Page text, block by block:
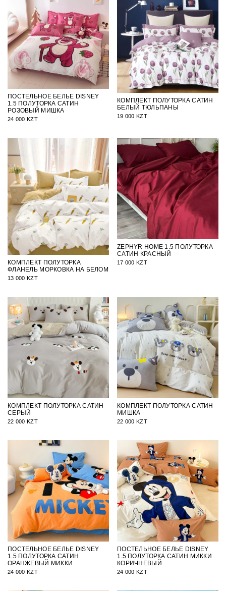
ПОСТЕЛЬНОЕ БЕЛЬЕ DISNEY
1.5 ПОЛУТОРКА САТИН
РОЗОВЫЙ МИШКА
24 000 KZT
КОМПЛЕКТ ПОЛУТОРКА САТИН
БЕЛЫЙ ТЮЛЬПАНЫ
19 000 KZT
КОМПЛЕКТ ПОЛУТОРКА
ФЛАНЕЛЬ МОРКОВКА НА БЕЛОМ
13 000 KZT
ZEPHYR HOME 1.5 ПОЛУТОРКА
САТИН КРАСНЫЙ
17 000 KZT
КОМПЛЕКТ ПОЛУТОРКА САТИН
СЕРЫЙ
22 000 KZT
КОМПЛЕКТ ПОЛУТОРКА САТИН
МИШКА
22 000 KZT
ПОСТЕЛЬНОЕ БЕЛЬЕ DISNEY
1.5 ПОЛУТОРКА САТИН
ОРАНЖЕВЫЙ МИККИ
24 000 KZT
ПОСТЕЛЬНОЕ БЕЛЬЕ DISNEY
1.5 ПОЛУТОРКА САТИН МИККИ
КОРИЧНЕВЫЙ
24 000 KZT